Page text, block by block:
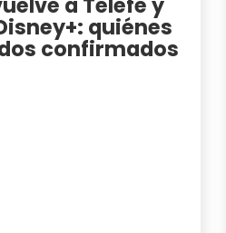
a Telefe y
quiénes
confirmados